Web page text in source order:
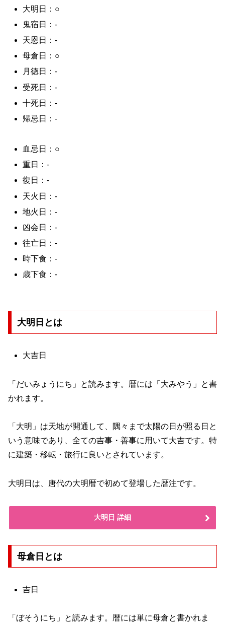
大明日：○
鬼宿日：-
天恩日：-
母倉日：○
月徳日：-
受死日：-
十死日：-
帰忌日：-
血忌日：○
重日：-
復日：-
天火日：-
地火日：-
凶会日：-
往亡日：-
時下食：-
歳下食：-
大明日とは
大吉日
「だいみょうにち」と読みます。暦には「大みやう」と書
かれます。
「大明」は天地が開通して、隅々まで太陽の日が照る日と
いう意味であり、全ての吉事・善事に用いて大吉です。特
に建築・移転・旅行に良いとされています。
大明日は、唐代の大明暦で初めて登場した暦注です。
大明日 詳細
母倉日とは
吉日
「ぼそうにち」と読みます。暦には単に母倉と書かれま